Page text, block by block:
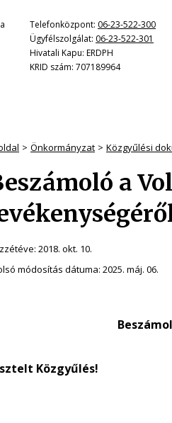
Telefonközpont: 06-23-522-300
Ügyfélszolgálat: 06-23-522-301
Hivatali Kapu: ERDPH
KRID szám: 707189964
Önkormányzat Közgyűlési
a
2018. okt. 10.
módosítás dátuma: 2025. máj. 06.
Közgyűlés!